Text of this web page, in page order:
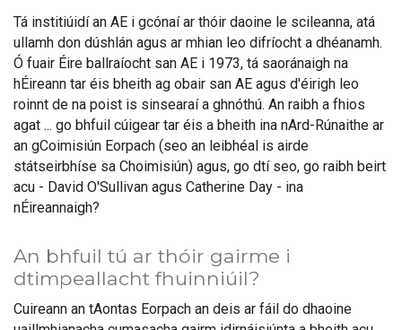
Tá institiúidí an AE i gcónaí ar thóir daoine le scileanna, atá
ullamh don dúshlán agus ar mhian leo difríocht a dhéanamh.
Ó fuair Éire ballraíocht san AE i 1973, tá saoránaigh na
hÉireann tar éis bheith ag obair san AE agus d'éirigh leo
roinnt de na poist is sinsearaí a ghnóthú. An raibh a fhios
agat ... go bhfuil cúigear tar éis a bheith ina nArd-Rúnaithe ar
an gCoimisiún Eorpach (seo an leibhéal is airde
státseirbhíse sa Choimisiún) agus, go dtí seo, go raibh beirt
acu - David O'Sullivan agus Catherine Day - ina
nÉireannaigh?
An bhfuil tú ar thóir gairme i
dtimpeallacht fhuinniúil?
Cuireann an tAontas Eorpach an deis ar fáil do dhaoine